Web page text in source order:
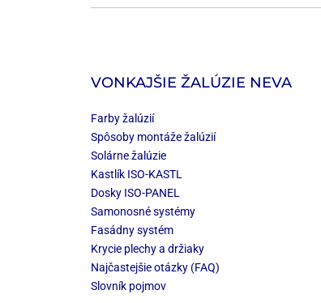
VONKAJŠIE ŽALÚZIE NEVA
Farby žalúzií
Spôsoby montáže žalúzií
Solárne žalúzie
Kastlík ISO-KASTL
Dosky ISO-PANEL
Samonosné systémy
Fasádny systém
Krycie plechy a držiaky
Najčastejšie otázky (FAQ)
Slovník pojmov